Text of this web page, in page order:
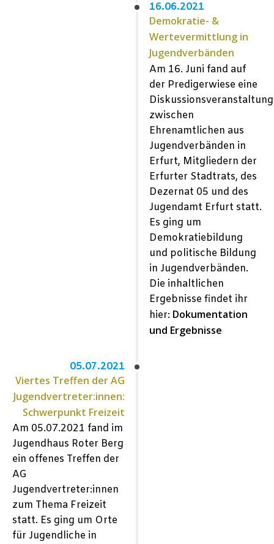
16.06.2021
Demokratie- &
Wertevermittlung in
Jugendverbänden
Am 16. Juni fand auf
der Predigerwiese eine
Diskussionsveranstaltung
zwischen
Ehrenamtlichen aus
Jugendverbänden in
Erfurt, Mitgliedern der
Erfurter Stadtrats, des
Dezernat 05 und des
Jugendamt Erfurt statt.
Es ging um
Demokratiebildung
und politische Bildung
in Jugendverbänden.
Die inhaltlichen
Ergebnisse findet ihr
hier: Dokumentation
und Ergebnisse
05.07.2021
Viertes Treffen der AG
Jugendvertreter:innen:
Schwerpunkt Freizeit
Am 05.07.2021 fand im
Jugendhaus Roter Berg
ein offenes Treffen der
AG
Jugendvertreter:innen
zum Thema Freizeit
statt. Es ging um Orte
für Jugendliche in